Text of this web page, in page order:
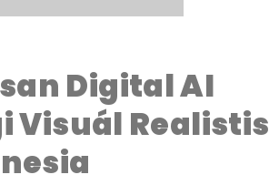
Digital AI
Visuál Realistis